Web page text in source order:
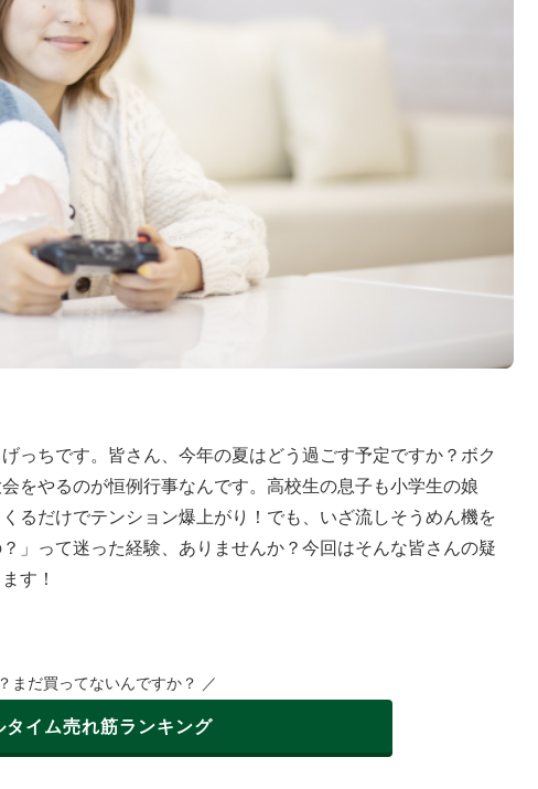
っちです。皆さん、今年の夏はどう過ごす予定ですか？ボク
をやるのが恒例行事なんです。高校生の息子も小学生の娘
るだけでテンション爆上がり！でも、いざ流しそうめん機を
」って迷った経験、ありませんか？今回はそんな皆さんの疑
す！
まだ買ってないんですか？ ／
タイム売れ筋ランキング